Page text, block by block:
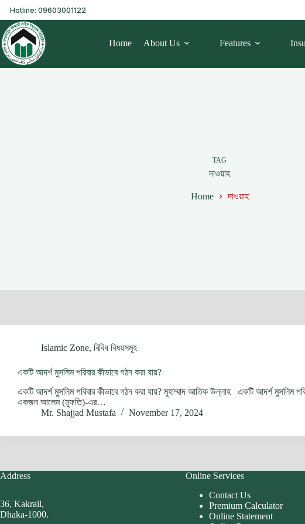
Hotline: 09603001122
Home About Us Features
TAG
দাওয়াহ
Home দাওয়াহ
Islamic Zone, বিবিধ বিষয়সমূহ
একটি আদর্শ মুসলিম পরিবার কীভাবে গঠন করা যায়?
একটি আদর্শ মুসলিম পরিবার কীভাবে গঠন করা যায়? মুহাম্মাদ আতিক উল্লাহ একটি আদর্শ মুসলিম
একজন আলেম (মুফতি)-এর…
Mr. Shajjad Mustafa
November 17, 2024
Address
36, Kakrail,
Dhaka-1000.
Online Services
Contact Us
Premium Calculator
Online Statement